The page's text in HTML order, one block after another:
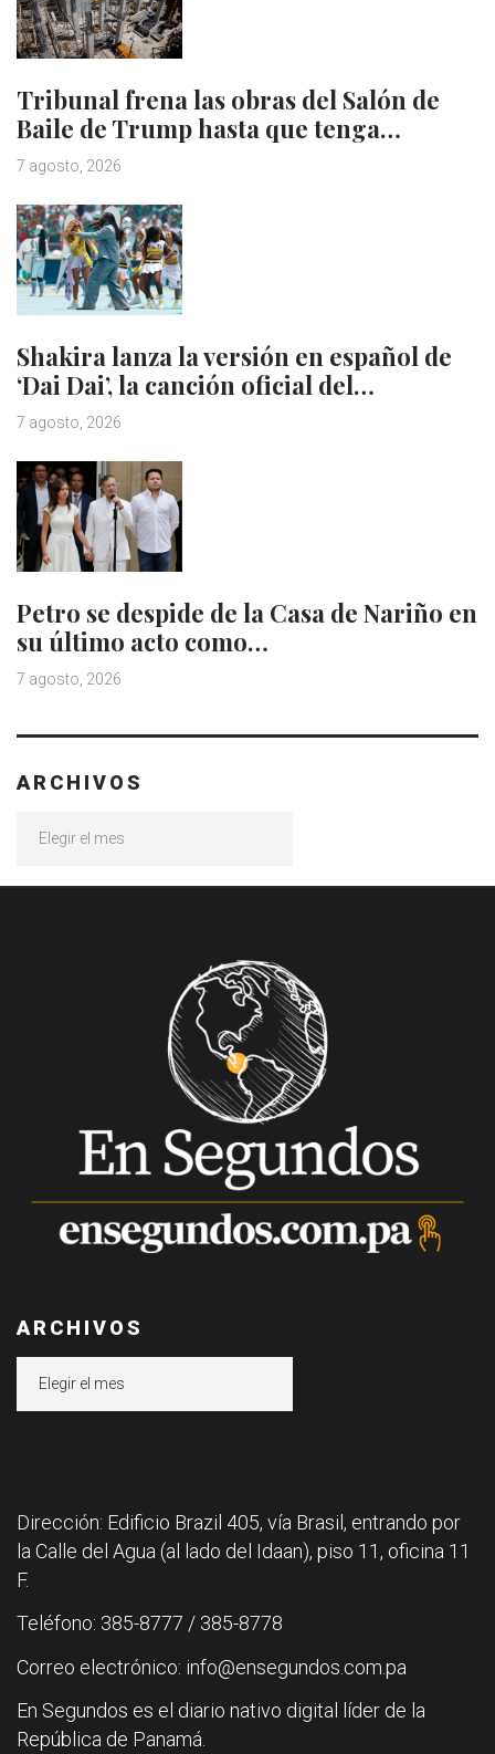
Tribunal frena las obras del Salón de
Baile de Trump hasta que tenga…
7 agosto, 2026
Shakira lanza la versión en español de
‘Dai Dai’, la canción oficial del…
7 agosto, 2026
Petro se despide de la Casa de Nariño en
su último acto como…
7 agosto, 2026
ARCHIVOS
ARCHIVOS
Dirección: Edificio Brazil 405, vía Brasil, entrando por
la Calle del Agua (al lado del Idaan), piso 11, oficina 11
F.
Teléfono: 385-8777 / 385-8778
Correo electrónico: info@ensegundos.com.pa
En Segundos es el diario nativo digital líder de la
República de Panamá.